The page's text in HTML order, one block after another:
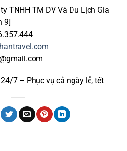
TNHH TM DV Và Du Lịch Gia
9]
24/7 – Phục vụ cả ngày lễ, tết